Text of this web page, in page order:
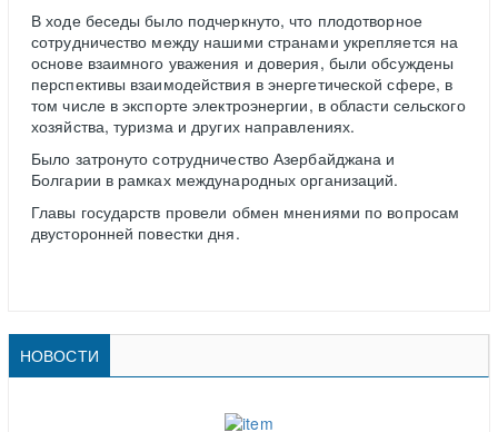
В ходе беседы было подчеркнуто, что плодотворное
сотрудничество между нашими странами укрепляется на
основе взаимного уважения и доверия, были обсуждены
перспективы взаимодействия в энергетической сфере, в
том числе в экспорте электроэнергии, в области сельского
хозяйства, туризма и других направлениях.
Было затронуто сотрудничество Азербайджана и
Болгарии в рамках международных организаций.
Главы государств провели обмен мнениями по вопросам
двусторонней повестки дня.
НОВОСТИ